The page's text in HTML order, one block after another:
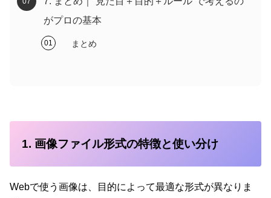
がプロの基本
まとめ
1. 画像ファイル形式の特徴と使い分け
Webで使う画像は、目的によって最適な形式が異なりま